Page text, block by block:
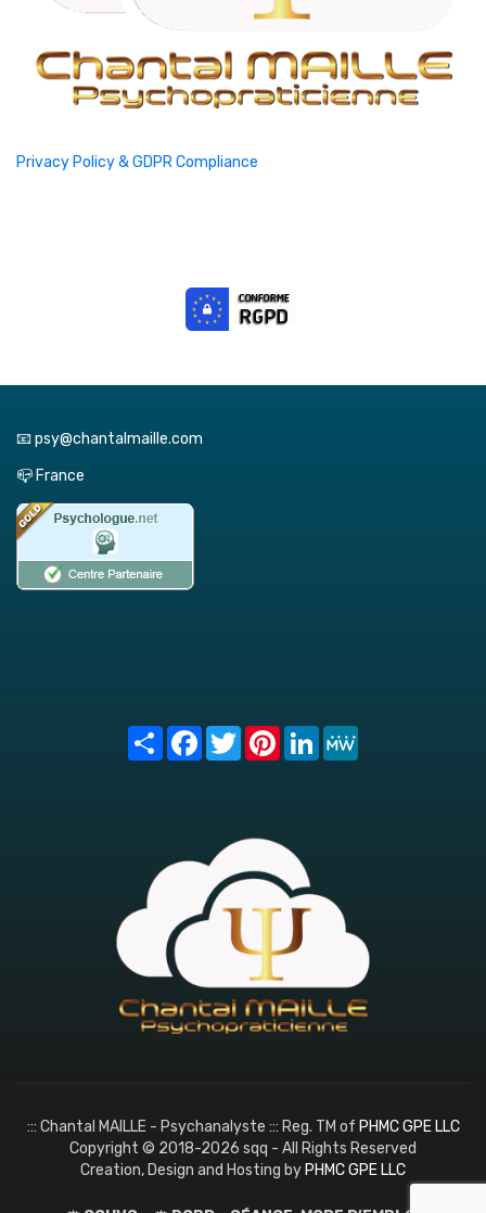
Privacy Policy & GDPR Compliance
📧 psy@chantalmaille.com
📪 France
Share FacebookTwitterPinterest
LinkedIn
::: Chantal MAILLE - Psychanalyste ::: Reg. TM of PHMC GPE LLC
Copyright © 2018-2026 sqq - All Rights Reserved
Creation, Design and Hosting byPHMC GPE LLC